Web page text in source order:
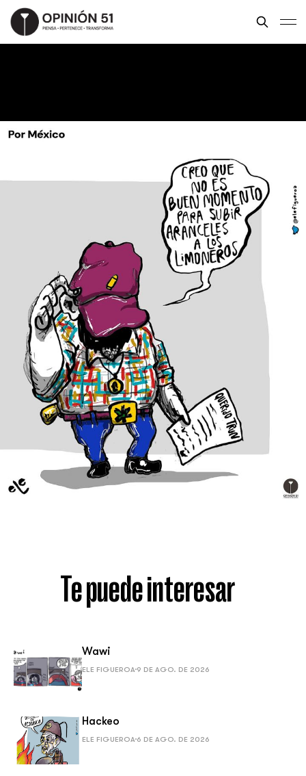
Te puede interesar
Wawi
ELE FIGUEROA 9 DE AGO. DE 2026
Hackeo
ELE FIGUEROA 6 DE AGO. DE 2026